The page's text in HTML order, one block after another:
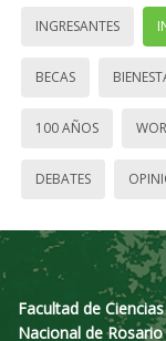
INGRESANTES
BECAS
100 AÑOS
DEBATES
Facultad de
Nacional de Rosario